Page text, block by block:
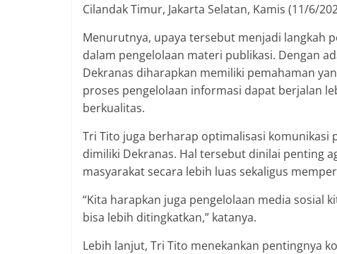
Cilandak Timur, Jakarta Selatan, Kamis (11/6/
Menurutnya, upaya tersebut menjadi langkah
dalam pengelolaan materi publikasi. Dengan
Dekranas diharapkan memiliki pemahaman
proses pengelolaan informasi dapat berjalan
berkualitas.
Tri Tito juga berharap optimalisasi
dimiliki Dekranas. Hal tersebut dinilai penting
masyarakat secara lebih luas sekaligus
“Kita harapkan juga pengelolaan media sosial
bisa lebih ditingkatkan,” katanya.
Lebih lanjut, Tri Tito menekankan pentingnya